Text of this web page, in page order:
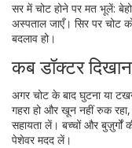
सर में चोट होने पर मत भूलें:
अस्पताल जाएँ। सिर पर चोट
बदलाव हो।
कब डॉक्टर
अगर चोट के बाद घुटना या
गहरा हो और खून नहीं रुक रहा,
सहायता लें। बच्चों और बुज़ुर्गों
पेशेवर मदद लें।